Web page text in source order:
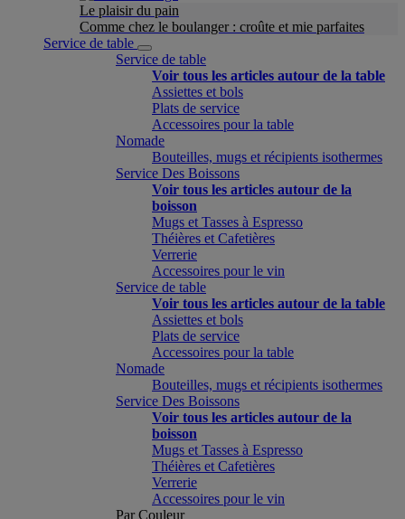
Le plaisir du pain
Comme chez le boulanger : croûte et mie parfaites
Service de table
Service de table
Voir tous les articles autour de la table
Assiettes et bols
Plats de service
Accessoires pour la table
Nomade
Bouteilles, mugs et récipients isothermes
Service Des Boissons
Voir tous les articles autour de la
boisson
Mugs et Tasses à Espresso
Théières et Cafetières
Verrerie
Accessoires pour le vin
Service de table
Voir tous les articles autour de la table
Assiettes et bols
Plats de service
Accessoires pour la table
Nomade
Bouteilles, mugs et récipients isothermes
Service Des Boissons
Voir tous les articles autour de la
boisson
Mugs et Tasses à Espresso
Théières et Cafetières
Verrerie
Accessoires pour le vin
Par Couleur